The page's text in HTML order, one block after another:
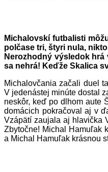
Michalovskí futbalisti
polčase tri, štyri nula,
Nerozhodný výsledok
sa nehrá! Keďže Skalica
Michalovčania začali duel
V jedenástej minúte dostal
neskôr, keď po dlhom aute
domácich pokračoval aj v
Vzápätí zaujala aj hlavička
Zbytočne! Michal Hamuľak
a Michal Hamuľak krásnou